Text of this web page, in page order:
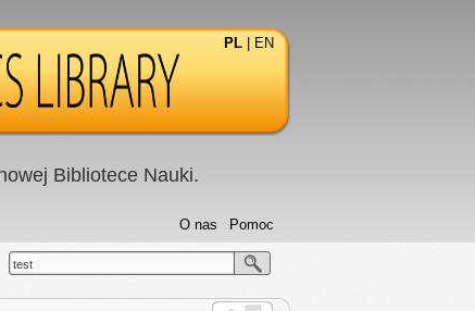
PL EN
Bibliotece Nauki.
Pomoc
O nas
test